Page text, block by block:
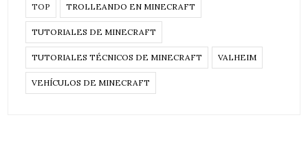
TOP TROLLEANDO EN MINECRAFT
TUTORIALES DE MINECRAFT
TUTORIALES TÉCNICOS DE MINECRAFT VALHEIM
VEHÍCULOS DE MINECRAFT